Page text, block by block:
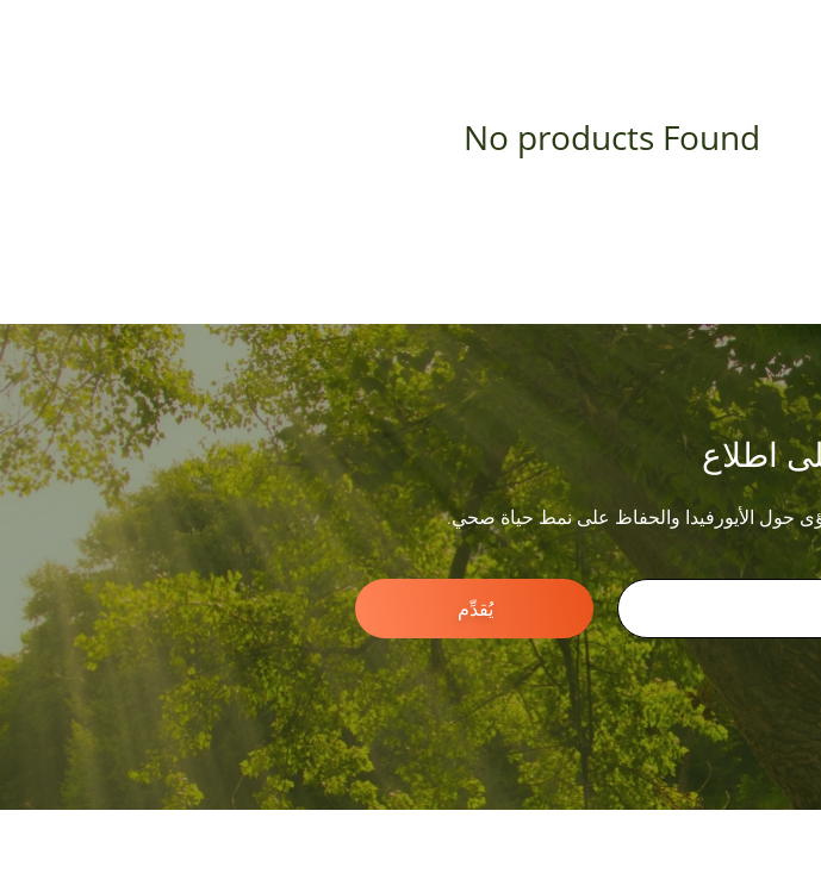
No products Found
اطلاع
حول الأيورفيدا والحفاظ على نمط حياة صحي.
يُقدِّم